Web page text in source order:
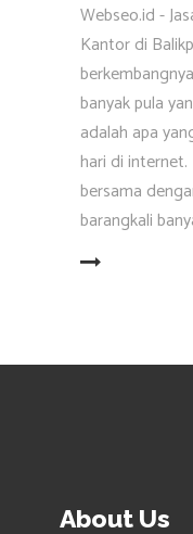
Webseo.id -
Kantor di
banyak pula
adalah apa
hari di
bersama
barangkali
About Us